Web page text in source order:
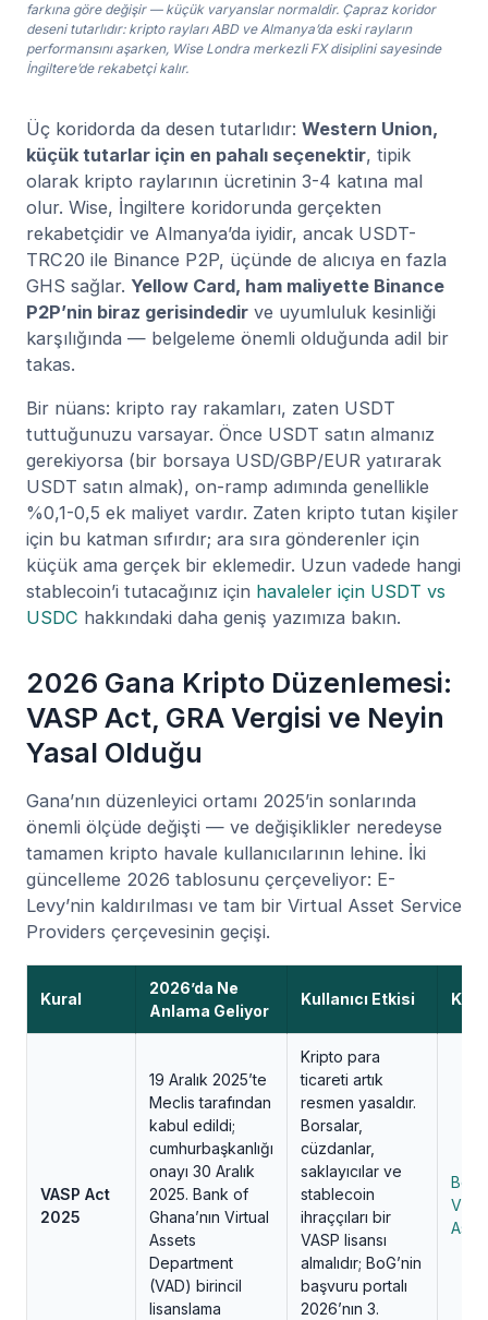
farkına göre değişir — küçük varyanslar normaldir. Çapraz koridor
deseni tutarlıdır: kripto rayları ABD ve Almanya’da eski rayların
performansını aşarken, Wise Londra merkezli FX disiplini sayesinde
İngiltere’de rekabetçi kalır.
Üç koridorda da desen tutarlıdır: Western Union,
küçük tutarlar için en pahalı seçenektir, tipik
olarak kripto raylarının ücretinin 3-4 katına mal
olur. Wise, İngiltere koridorunda gerçekten
rekabetçidir ve Almanya’da iyidir, ancak USDT-
TRC20 ile Binance P2P, üçünde de alıcıya en fazla
GHS sağlar. Yellow Card, ham maliyette Binance
P2P’nin biraz gerisindedir ve uyumluluk kesinliği
karşılığında — belgeleme önemli olduğunda adil bir
takas.
Bir nüans: kripto ray rakamları, zaten USDT
tuttuğunuzu varsayar. Önce USDT satın almanız
gerekiyorsa (bir borsaya USD/GBP/EUR yatırarak
USDT satın almak), on-ramp adımında genellikle
%0,1-0,5 ek maliyet vardır. Zaten kripto tutan kişiler
için bu katman sıfırdır; ara sıra gönderenler için
küçük ama gerçek bir eklemedir. Uzun vadede hangi
stablecoin’i tutacağınız için havaleler için USDT vs
USDC hakkındaki daha geniş yazımıza bakın.
2026 Gana Kripto Düzenlemesi:
VASP Act, GRA Vergisi ve Neyin
Yasal Olduğu
Gana’nın düzenleyici ortamı 2025’in sonlarında
önemli ölçüde değişti — ve değişiklikler neredeyse
tamamen kripto havale kullanıcılarının lehine. İki
güncelleme 2026 tablosunu çerçeveliyor: E-
Levy’nin kaldırılması ve tam bir Virtual Asset Service
Providers çerçevesinin geçişi.
Kural
2026’da Ne
Anlama Geliyor
Kullanıcı Etkisi
VASP Act
2025
19 Aralık 2025’te
Meclis tarafından
kabul edildi;
cumhurbaşkanlığı
onayı 30 Aralık
2025. Bank of
Ghana’nın Virtual
Assets
Department
(VAD) birincil
lisanslama
Kripto para
ticareti artık
resmen yasaldır.
Borsalar,
cüzdanlar,
saklayıcılar ve
stablecoin
ihraççıları bir
VASP lisansı
almalıdır; BoG’nin
başvuru portalı
2026’nın 3.
BoG